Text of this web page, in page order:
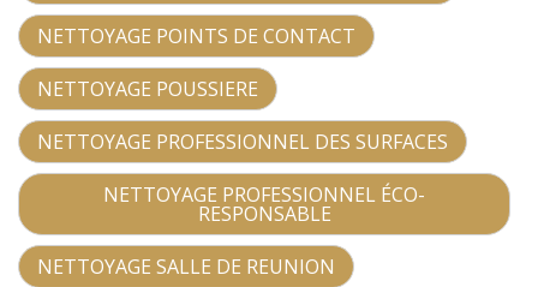
NETTOYAGE POINTS DE CONTACT
NETTOYAGE POUSSIERE
NETTOYAGE PROFESSIONNEL DES SURFACES
NETTOYAGE PROFESSIONNEL ÉCO-
RESPONSABLE
NETTOYAGE SALLE DE REUNION